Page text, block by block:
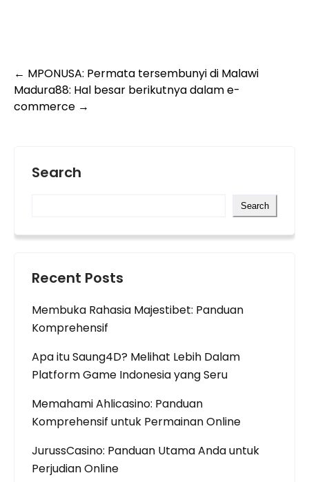
Post
navigation
← MPONUSA: Permata tersembunyi di Malawi
Madura88: Hal besar berikutnya dalam e-
commerce →
Search
Search
Recent Posts
Membuka Rahasia Majestibet: Panduan
Komprehensif
Apa itu Saung4D? Melihat Lebih Dalam
Platform Game Indonesia yang Seru
Memahami Ahlicasino: Panduan
Komprehensif untuk Permainan Online
JurussCasino: Panduan Utama Anda untuk
Perjudian Online